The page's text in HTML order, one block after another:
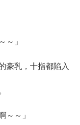
」
乳，十指都陷入
～」